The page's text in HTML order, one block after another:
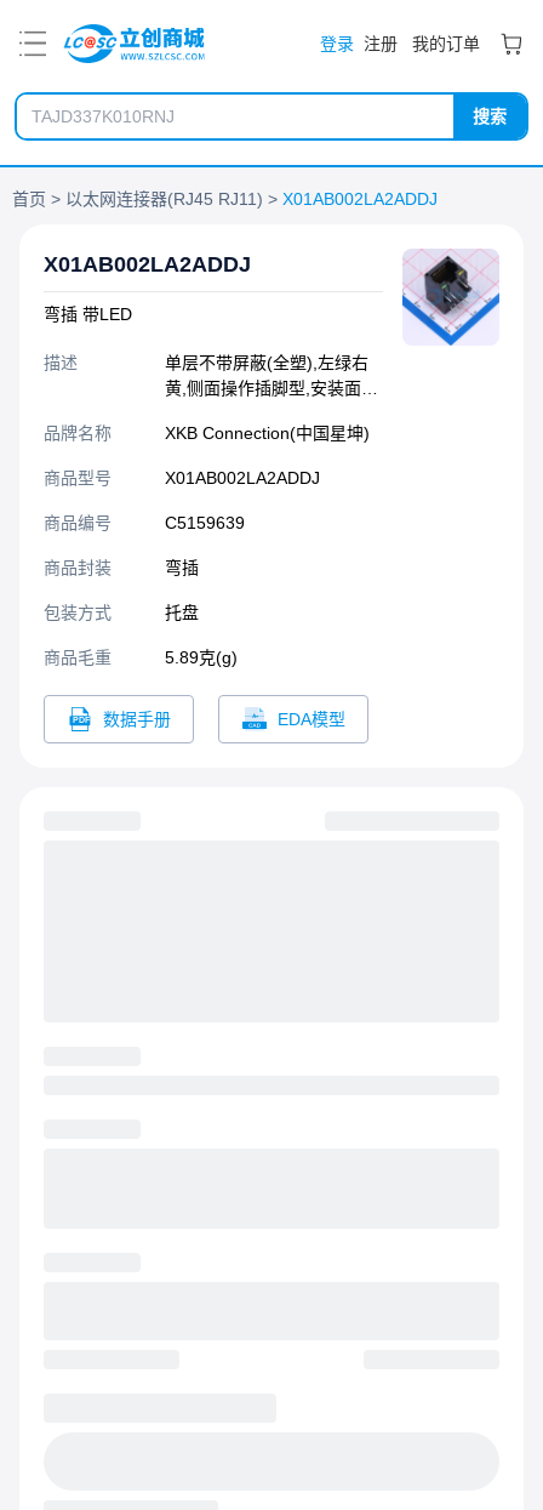
登录 注册 我的订单
搜索
首页 以太网连接器(RJ45 RJ11) X01AB002LA2ADDJ
X01AB002LA2ADDJ
弯插 带LED
描述
单层不带屏蔽(全塑),左绿右
黄,侧面操作插脚型,安装面高
品牌名称
XKB Connection(中国星坤)
商品型号 X01AB002LA2ADDJ
商品编号 C5159639
商品封装 弯插​
包装方式 托盘
商品毛重 5.89克(g)
数据手册 EDA模型